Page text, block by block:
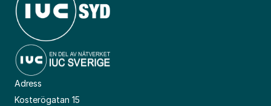
Adress
Kosterögatan 15